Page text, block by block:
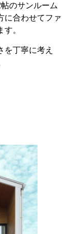
のサンルーム
に合わせてファ
。
を丁寧に考え